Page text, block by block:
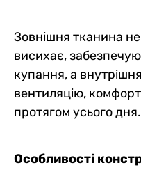
Зовнішня тканина
висихає,
купання, а
вентиляцію, комфорт
протягом усього дня.
Особливості